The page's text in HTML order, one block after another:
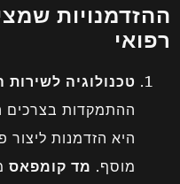
ההזדמנויות
רפואי
טכנולוגיה
ההתמקדות בצרכים
היא הזדמנות
מוסף. מד קומפאס